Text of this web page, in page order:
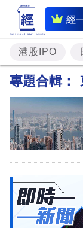
經即
時
財
經
題
投
資
理
港股IPO
專題合輯：